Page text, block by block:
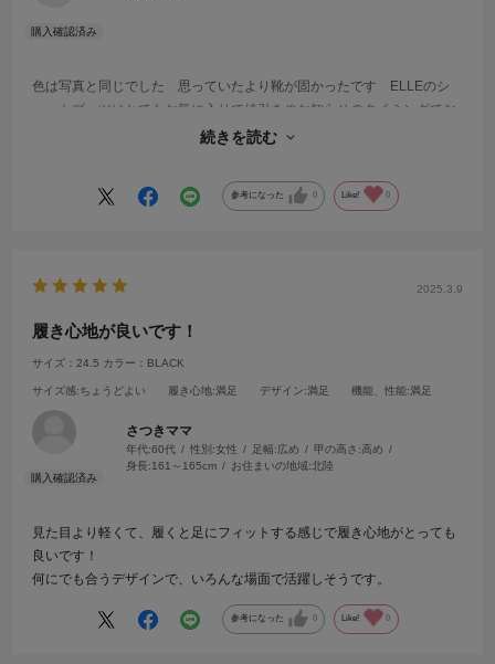
色は写真と同じでした 思っていたより靴が固かったです ELLEのシ
ョートブーツはとてもお気に入りで値引きのお知らせのタイミングでお
安く買えて大満足です 発送も早くサイズが合わなければ交換もしくは
続きを読む
参考になった 0 Like! 0
2025.3.9
履き心地が良いです！
サイズ：24.5 カラー：BLACK
サイズ感:ちょうどよい 履き心地:満足 デザイン:満足 機能、性能:満足
さつきママ
年代:60代 性別:女性 足幅:広め 甲の高さ:高め
身長:161～165cm お住まいの地域:北陸
見た目より軽くて、履くと足にフィットする感じで履き心地がとっても
良いです！
何にでも合うデザインで、いろんな場面で活躍しそうです。
参考になった 0 Like! 0